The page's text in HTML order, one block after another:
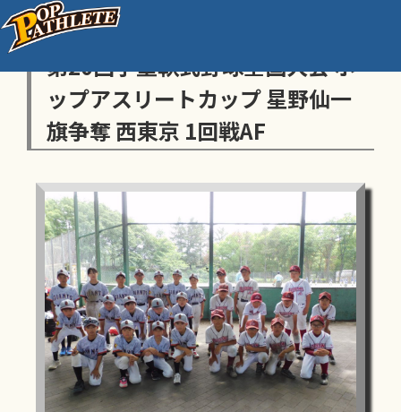
センス・トラストトーナメント
第20回学童軟式野球全国大会 ポ
ップアスリートカップ 星野仙一
旗争奪 西東京 1回戦AF